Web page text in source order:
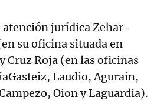
atención jurídica Zehar-
su oficina situada en
Cruz Roja (en las oficinas
Laudio, Agurain,
Oion y Laguardia).